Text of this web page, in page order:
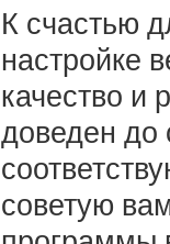
К счастью
настройке
качество и
доведен до
советую